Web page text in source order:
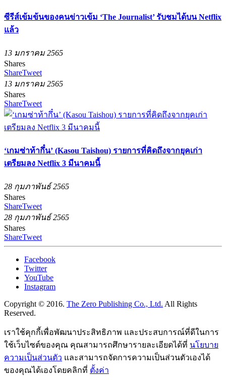
ซีรีส์เข้มข้นของคนข่าวเข้ม ‘The Journalist’ รับชมได้บน Netflix
แล้ว
13 มกราคม 2565
Shares
ShareTweet
13 มกราคม 2565
Shares
ShareTweet
‘เกมซ่าท้ากึ๋น’ (Kasou Taishou) รายการที่คิดถึงจากยุคเก่า
เตรียมลง Netflix 3 มีนาคมนี้
28 กุมภาพันธ์ 2565
Shares
ShareTweet
28 กุมภาพันธ์ 2565
Shares
ShareTweet
Facebook
Twitter
YouTube
Instagram
Copyright © 2016. The Zero Publishing Co., Ltd. All Rights
Reserved.
เราใช้คุกกี้เพื่อพัฒนาประสิทธิภาพ และประสบการณ์ที่ดีในการ
ใช้เว็บไซต์ของคุณ คุณสามารถศึกษารายละเอียดได้ที่ นโยบาย
ความเป็นส่วนตัว และสามารถจัดการความเป็นส่วนตัวเองได้
ของคุณได้เองโดยคลิกที่ ตั้งค่า